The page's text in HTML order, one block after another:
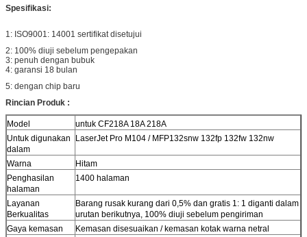
Spesifikasi:
1: ISO9001: 14001 sertifikat disetujui
2: 100% diuji sebelum pengepakan
3: penuh dengan bubuk
4: garansi 18 bulan
5: dengan chip baru
Rincian Produk :
Model
untuk CF218A 18A 218A
Untuk digunakan
dalam
LaserJet Pro M104 / MFP132snw 132fp 132fw 132nw
Warna
Hitam
Penghasilan
halaman
1400 halaman
Layanan
Berkualitas
Barang rusak kurang dari 0,5% dan gratis 1: 1 diganti dalam
urutan berikutnya, 100% diuji sebelum pengiriman
Gaya kemasan
Kemasan disesuaikan / kemasan kotak warna netral